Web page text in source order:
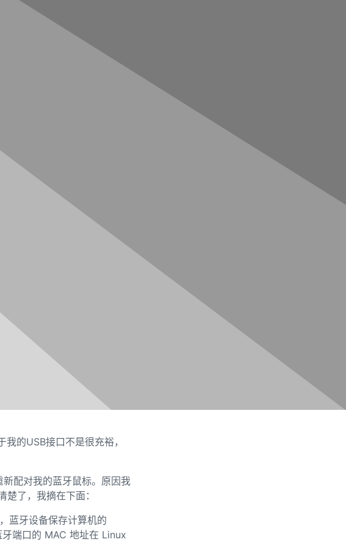
我的USB接口不是很充裕，
配对我的蓝牙鼠标。原因我
了，我摘在下面：
蓝牙设备保存计算机的
端口的 MAC 地址在 Linux